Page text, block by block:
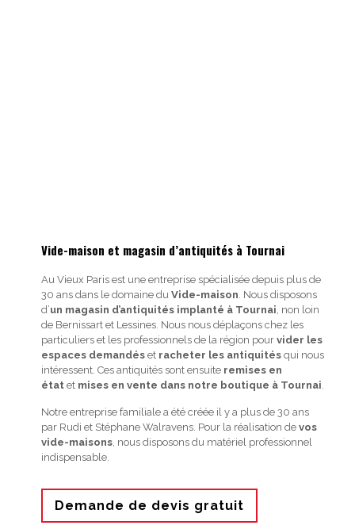
Vide-maison et magasin d’antiquités à Tournai
Au Vieux Paris est une entreprise spécialisée depuis plus de
30 ans dans le domaine du Vide-maison . Nous disposons
d’un magasin d’antiquités implanté à Tournai , non loin
de Bernissart et Lessines. Nous nous déplaçons chez les
particuliers et les professionnels de la région pour vider les
espaces demandéset racheter les antiquitésqui nous
intéressent. Ces antiquités sont ensuite remises en
étatet mises en vente dans notre boutique à Tournai
Notre entreprise familiale a été créée il y a plus de 30 ans
par Rudi et Stéphane Walravens. Pour la réalisation de vos
vide-maisons, nous disposons du matériel professionnel
indispensable.
Demande de devis gratuit